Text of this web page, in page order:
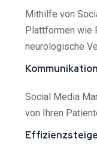
Mithilfe von
Plattformen wie
neurologische
Social Media
von Ihren